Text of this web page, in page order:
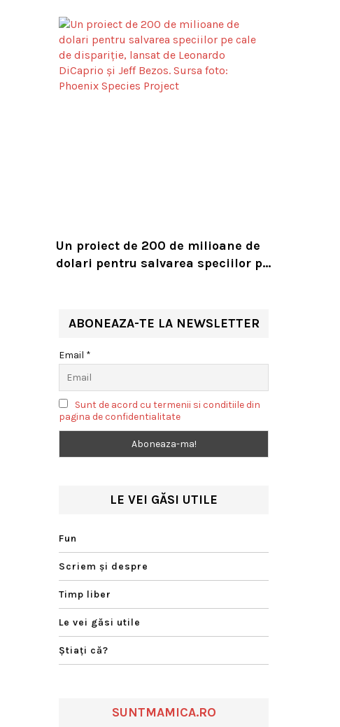
în timpul unor lucrări VIDEO
Un proiect de 200 de milioane de
dolari pentru salvarea speciilor pe
ABONEAZA-TE LA NEWSLETTER
Email *
Sunt de acord cu termenii si conditiile din
pagina de confidentialitate
LE VEI GĂSI UTILE
Fun
Scriem şi despre
Timp liber
Le vei găsi utile
Ştiaţi că?
SUNTMAMICA.RO